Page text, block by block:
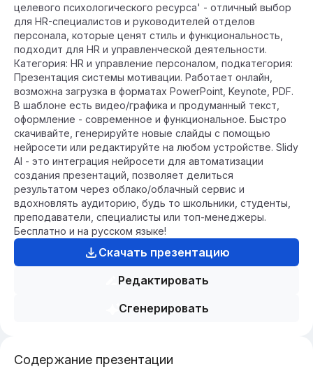
целевого психологического ресурса' - отличный выбор
для HR-специалистов и руководителей отделов
персонала, которые ценят стиль и функциональность,
подходит для HR и управленческой деятельности.
Категория: HR и управление персоналом, подкатегория:
Презентация системы мотивации. Работает онлайн,
возможна загрузка в форматах PowerPoint, Keynote, PDF.
В шаблоне есть видео/графика и продуманный текст,
оформление - современное и функциональное. Быстро
скачивайте, генерируйте новые слайды с помощью
нейросети или редактируйте на любом устройстве. Slidy
AI - это интеграция нейросети для автоматизации
создания презентаций, позволяет делиться
результатом через облако/облачный сервис и
вдохновлять аудиторию, будь то школьники, студенты,
преподаватели, специалисты или топ-менеджеры.
Бесплатно и на русском языке!
Скачать презентацию
Редактировать
Сгенерировать
Содержание презентации